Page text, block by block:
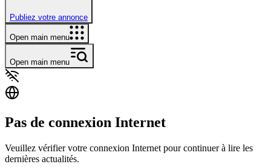
Publiez votre annonce
Open main menu
Open main menu
Pas de connexion Internet
Veuillez vérifier votre connexion Internet pour continuer à lire les
dernières actualités.